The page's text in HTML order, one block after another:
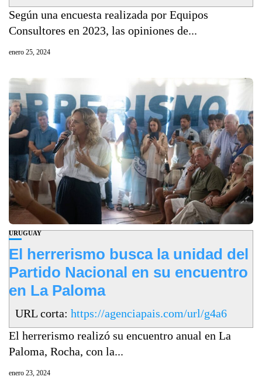
Según una encuesta realizada por Equipos
Consultores en 2023, las opiniones de...
enero 25, 2024
URUGUAY
El herrerismo busca la unidad del
Partido Nacional en su encuentro
en La Paloma
URL corta: https://agenciapais.com/url/g4a6
El herrerismo realizó su encuentro anual en La
Paloma, Rocha, con la...
enero 23, 2024